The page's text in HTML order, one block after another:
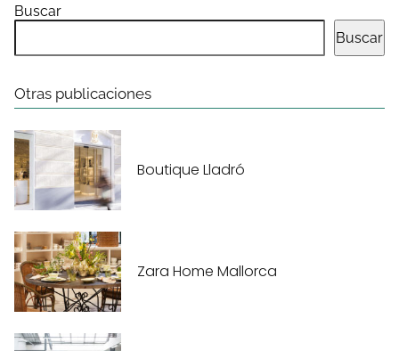
Buscar
Buscar
Otras publicaciones
Boutique Lladró
Zara Home Mallorca